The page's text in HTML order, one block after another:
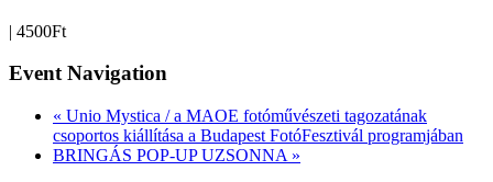
| 4500Ft
Event Navigation
« Unio Mystica / a MAOE fotóművészeti tagozatának
csoportos kiállítása a Budapest FotóFesztivál programjában
BRINGÁS POP-UP UZSONNA »